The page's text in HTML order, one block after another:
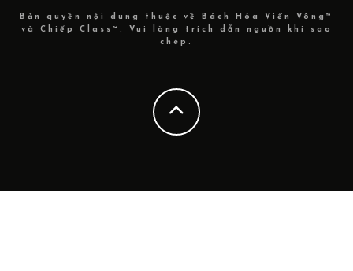
Bản quyền nội dung thuộc về Bách Hóa Viển Vông™
và Chiếp Class™. Vui lòng trích dẫn nguồn khi sao
chép.